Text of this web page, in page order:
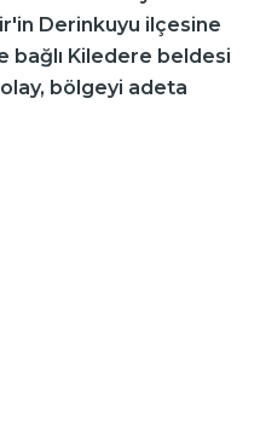
Derinkuyu ilçesine
bağlı Kiledere beldesi
bölgeyi adeta